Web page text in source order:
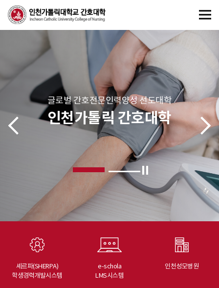
글로벌 간호전문인력양성 선도대학
인천가톨릭 간호대학
이전
다음
셰르파(SHERPA)
학생경력개발시스템
e-schola
LMS시스템
인천성모병원